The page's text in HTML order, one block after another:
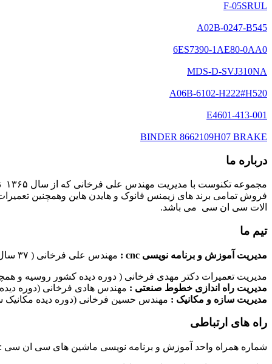
F-05SRUL
A02B-0247-B545
6ES7390-1AE80-0AA0
MDS-D-SVJ310NA
A06B-6102-H222#H520
E4601-413-001
BINDER 8662109H07 BRAKE
درباره ما
فروش تمامی برند های زیمنس فانوک و هایدن هاین وهمچنین
الات سی ان سی می باشد.
تیم ما
مدیریت آموزش و برنامه نویسی cnc : مهندس علی فرخانی ( ۳۷ سال سابقه کاری در امر برنامه نویسی ماشین های سی ان سی)
مدیریت تعمیرات دکتر مهدی فرخانی ( دوره دیده کشور روسیه و
مدیریت راه اندازی خطوط صنعتی : مهندس هادی فرخانی (دوره
مدیریت سازه و مکانیک : مهندس حسین فرخانی (دوره دیده مکانیک
راه های ارتباطی
شماره همراه واحد آموزش و برنامه نویسی ماشین های سی ان سی : ۰۹۱۲۴۰۹۶۱۷۹ شماره همراه واحد راه اندازی خطوط ماشین آلات صنعتی : ۰۹۱۰۱۹۹۷۴۷۰ شماره همراه واحد تعمیرات : ۰۹۳۸۳۵۲۷۴۵۱